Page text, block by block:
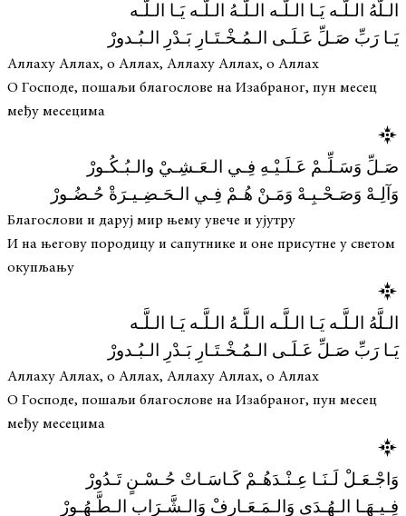
الـلَّهُ الـلَّـه يَـا الـلَّـه الـلَّـهُ الـلَّـه يَـا الـلَّـه
يَـا رَبِّ صَـلِّ عَـلَـى الـمُـخْـتَـارِ بَـدْرِ الـبُـدورْ
Аллаху Аллах, о Аллах, Аллаху Аллах, о Аллах
О Господе, пошаљи благослове на Изабраног, пун месец
међу месецима
صَـلِّ وَسَـلِّـمْ عَـلَـيْـهِ فِـي الـعَـشِـيْ والـبُـكُـورْ
وَآلِـهْ وَصَـحْـبِـهْ وَمَـنْ هُـمْ فِـي الـحَـضِـيـرَةْ حُـضُـورْ
Благослови и даруј мир њему увече и ујутру
И на његову породицу и сапутнике и оне присутне у светом
окупљању
الـلَّهُ الـلَّـه يَـا الـلَّـه الـلَّـهُ الـلَّـه يَـا الـلَّـه
يَـا رَبِّ صَـلِّ عَـلَـى الـمُـخْـتَـارِ بَـدْرِ الـبُـدورْ
Аллаху Аллах, о Аллах, Аллаху Аллах, о Аллах
О Господе, пошаљи благослове на Изабраног, пун месец
међу месецима
وَاجْـعَـلْ لَـنَـا عِـنْـدَهُـمْ كَـاسَـاتْ حُـسْـنٍ تَـدُورْ
فِـيـهَـا الـهُـدَى وَالـمَـعَـارِفْ وَالـشَّـرَابِ الـطَّـهُـورْ